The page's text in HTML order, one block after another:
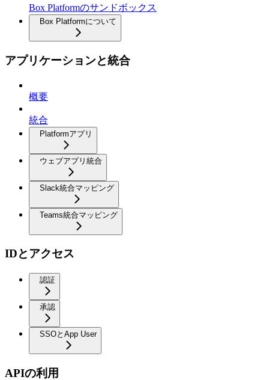
Box Platformのサンドボックス
Box Platformについて
アプリケーションと統合
概要
統合
Platformアプリ
ウェブアプリ統合
Slack統合マッピング
Teams統合マッピング
IDとアクセス
認証
承認
SSOとApp User
APIの利用